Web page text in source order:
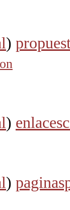
)
)
)